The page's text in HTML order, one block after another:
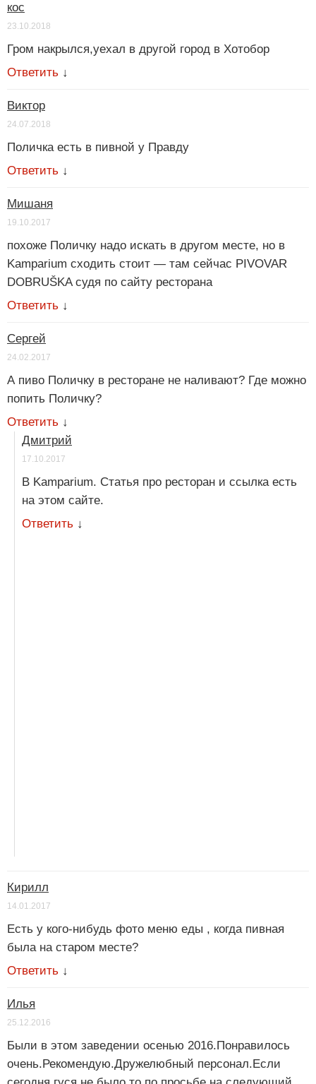
кос
23.10.2018
Гром накрылся,уехал в другой город в Хотобор
Ответить ↓
Виктор
24.07.2018
Поличка есть в пивной у Правду
Ответить ↓
Мишаня
19.10.2017
похоже Поличку надо искать в другом месте, но в
Kamparium сходить стоит — там сейчас PIVOVAR
DOBRUŠKA судя по сайту ресторана
Ответить ↓
Сергей
24.02.2017
А пиво Поличку в ресторане не наливают? Где можно
попить Поличку?
Ответить ↓
Дмитрий
17.10.2017
В Kamparium. Статья про ресторан и ссылка есть
на этом сайте.
Ответить ↓
Кирилл
14.01.2017
Есть у кого-нибудь фото меню еды , когда пивная
была на старом месте?
Ответить ↓
Илья
25.12.2016
Были в этом заведении осенью 2016.Понравилось
очень.Рекомендую.Дружелюбный персонал.Если